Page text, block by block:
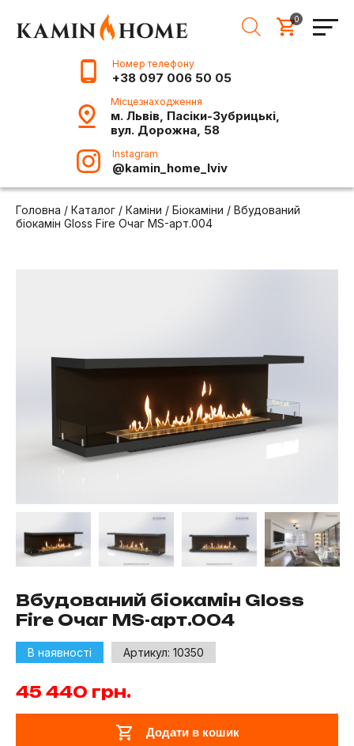
0
Номер телефону
+38 097 006 50 05
Місцезнаходження
м. Львів, Пасіки-Зубрицькі,
вул. Дорожна, 58
Instagram
@kamin_home_lviv
Головна / Каталог / Каміни / Біокаміни / Вбудований
біокамін Gloss Fire Очаг MS-арт.004
Вбудований біокамін Gloss
Fire Очаг MS-арт.004
В наявності Артикул: 10350
45 440 грн.
Додати в кошик